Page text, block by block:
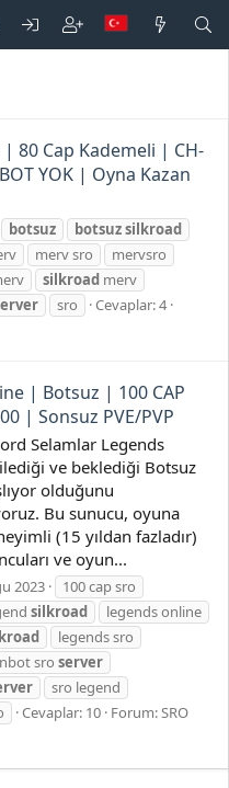
80 Cap Kademeli | CH-
YOK | Oyna Kazan
botsuz botsuzsilkroad
merv sro
mervsro
silkroad merv
sro
Cevaplar: 4
| Botsuz | 100 CAP
| Sonsuz PVE/PVP
Selamlar Legends
ve beklediği Botsuz
olduğunu
Bu sunucu, oyuna
(15 yıldan fazladır)
ve oyun...
2023
100 cap sro
silkroad
legends online
legends sro
sro server
sro legend
Cevaplar: 10 Forum:SRO